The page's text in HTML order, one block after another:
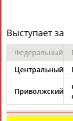
Каримжан
Выступает за
Федеральный
Центральный
Приволжский